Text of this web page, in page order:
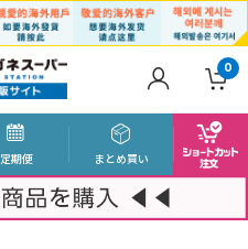
0
定期便 まとめ買い